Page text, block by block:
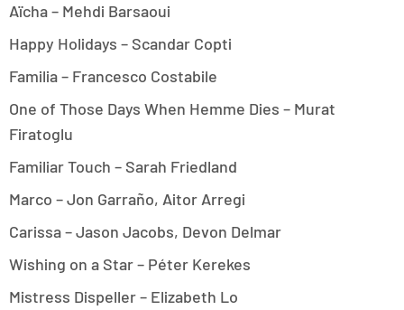
Aïcha – Mehdi Barsaoui
Happy Holidays – Scandar Copti
Familia – Francesco Costabile
One of Those Days When Hemme Dies – Murat
Firatoglu
Familiar Touch – Sarah Friedland
Marco – Jon Garraño, Aitor Arregi
Carissa – Jason Jacobs, Devon Delmar
Wishing on a Star – Péter Kerekes
Mistress Dispeller – Elizabeth Lo